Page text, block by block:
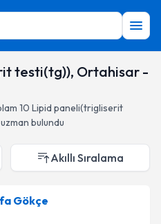
testi(tg)), Ortahisar -
10 Lipid paneli(trigliserit
bulundu
Akıllı Sıralama
Gökçe